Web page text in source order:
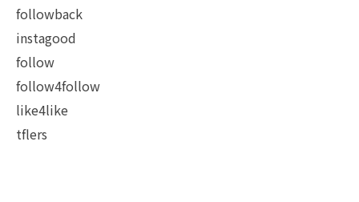
followback
instagood
follow
follow4follow
like4like
tflers